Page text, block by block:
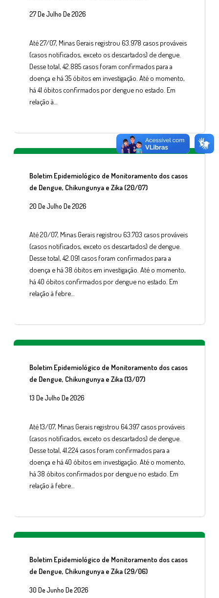
27 De Julho De 2026
Até 27/07, Minas Gerais registrou 63.978 casos prováveis
(casos notificados, exceto os descartados) de dengue.
Desse total, 42.885 casos foram confirmados para a
doença e há 35 óbitos em investigação. Até o momento,
há 41 óbitos confirmados por dengue no estado. Em
relação à…
Boletim Epidemiológico de Monitoramento dos casos
de Dengue, Chikungunya e Zika (20/07)
20 De Julho De 2026
Até 20/07, Minas Gerais registrou 63.703 casos prováveis
(casos notificados, exceto os descartados) de dengue.
Desse total, 42.091 casos foram confirmados para a
doença e há 38 óbitos em investigação. Até o momento,
há 40 óbitos confirmados por dengue no estado. Em
relação à febre…
Boletim Epidemiológico de Monitoramento dos casos
de Dengue, Chikungunya e Zika (13/07)
13 De Julho De 2026
Até 13/07, Minas Gerais registrou 64.397 casos prováveis
(casos notificados, exceto os descartados) de dengue.
Desse total, 41.224 casos foram confirmados para a
doença e há 40 óbitos em investigação. Até o momento,
há 38 óbitos confirmados por dengue no estado. Em
relação à febre…
Boletim Epidemiológico de Monitoramento dos casos
de Dengue, Chikungunya e Zika (29/06)
30 De Junho De 2026